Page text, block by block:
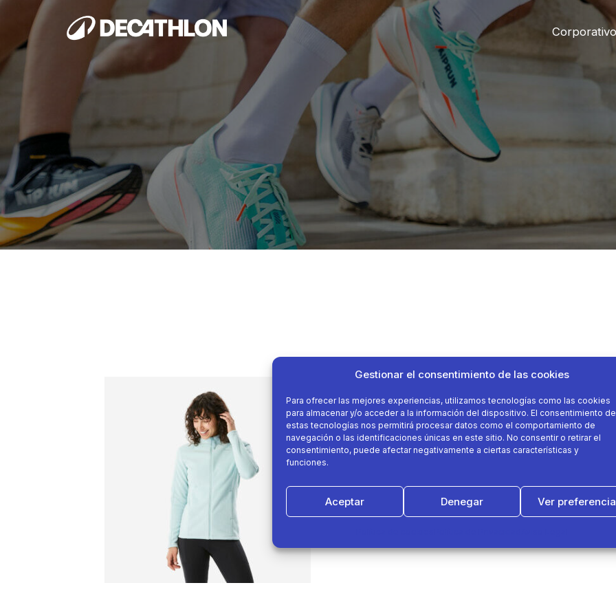
Gestionar el consentimiento de las cookies
Para ofrecer las mejores experiencias, utilizamos tecnologías como las cookies
para almacenar y/o acceder a la información del dispositivo. El consentimiento de
estas tecnologías nos permitirá procesar datos como el comportamiento de
navegación o las identificaciones únicas en este sitio. No consentir o retirar el
consentimiento, puede afectar negativamente a ciertas características y
funciones.
Aceptar Denegar Ver
Corporativo